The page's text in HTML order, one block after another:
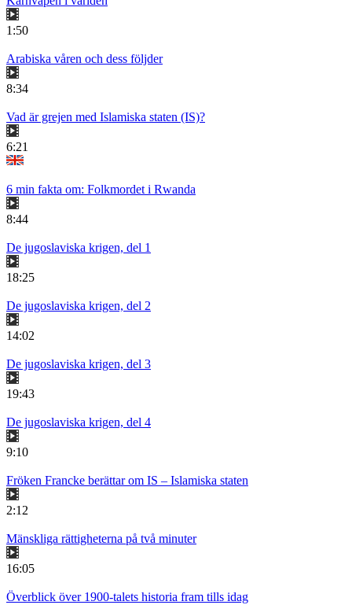
1:50
Arabiska våren och dess följder
8:34
Vad är grejen med Islamiska staten (IS)?
6:21
6 min fakta om: Folkmordet i Rwanda
8:44
De jugoslaviska krigen, del 1
18:25
De jugoslaviska krigen, del 2
14:02
De jugoslaviska krigen, del 3
19:43
De jugoslaviska krigen, del 4
9:10
Fröken Francke berättar om IS – Islamiska staten
2:12
Mänskliga rättigheterna på två minuter
16:05
Överblick över 1900-talets historia fram tills idag